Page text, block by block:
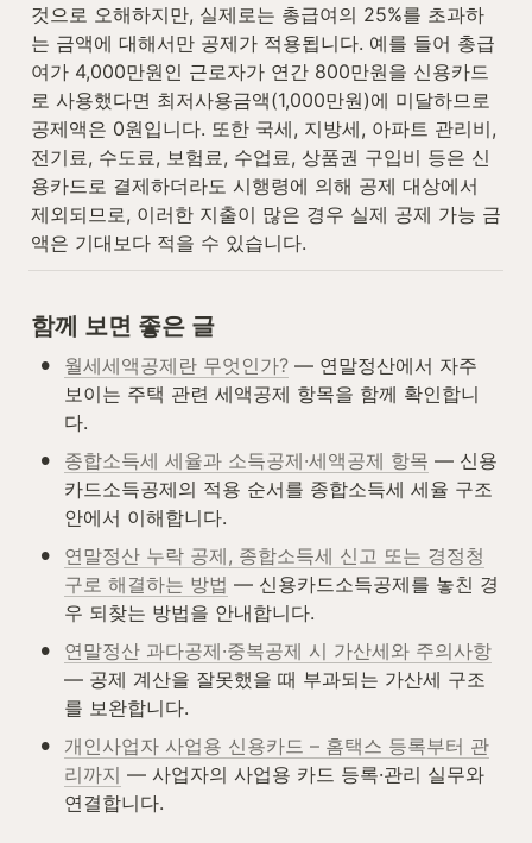
것으로 오해하지만, 실제로는 총급여의 25%를 초과하
는 금액에 대해서만 공제가 적용됩니다. 예를 들어 총급
여가 4,000만원인 근로자가 연간 800만원을 신용카드
로 사용했다면 최저사용금액(1,000만원)에 미달하므로
공제액은 0원입니다. 또한 국세, 지방세, 아파트 관리비,
전기료, 수도료, 보험료, 수업료, 상품권 구입비 등은 신
용카드로 결제하더라도 시행령에 의해 공제 대상에서
제외되므로, 이러한 지출이 많은 경우 실제 공제 가능 금
액은 기대보다 적을 수 있습니다.
함께 보면 좋은 글
• 월세세액공제란 무엇인가? — 연말정산에서 자주
보이는 주택 관련 세액공제 항목을 함께 확인합니
다.
• 종합소득세 세율과 소득공제·세액공제 항목 — 신용
카드소득공제의 적용 순서를 종합소득세 세율 구조
안에서 이해합니다.
•
연말정산 누락 공제, 종합소득세 신고 또는 경정청
구로 해결하는 방법 — 신용카드소득공제를 놓친 경
우 되찾는 방법을 안내합니다.
•
연말정산 과다공제·중복공제 시 가산세와 주의사항
— 공제 계산을 잘못했을 때 부과되는 가산세 구조
를 보완합니다.
•
개인사업자 사업용 신용카드 – 홈택스 등록부터 관
리까지 — 사업자의 사업용 카드 등록·관리 실무와
연결합니다.